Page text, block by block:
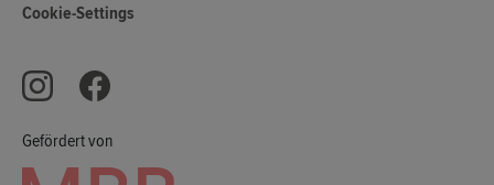
Gefördert von
Cookie-Settings